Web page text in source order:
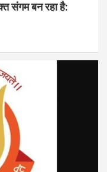
संगम बन रहा है: